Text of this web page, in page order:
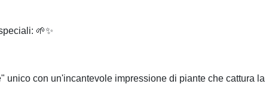
🌱✨
unico con un'incantevole impressione di piante che cattura la